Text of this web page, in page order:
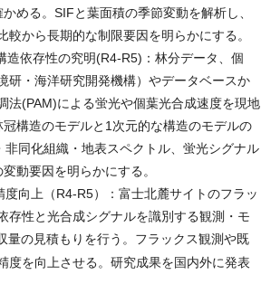
める。SIFと葉面積の季節変動を解析し、
から長期的な制限要因を明らかにする。
依存性の究明(R4-R5)：林分データ、個
研・海洋研究開発機構）やデータベースか
法(PAM)による蛍光や個葉光合成速度を現地
構造のモデルと1次元的な構造のモデルの
同化組織・地表スペクトル、蛍光シグナル
動要因を明らかにする。
向上（R4-R5）：富士北麓サイトのフラッ
存性と光合成シグナルを識別する観測・モ
量の見積もりを行う。フラックス観測や既
度を向上させる。研究成果を国内外に発表